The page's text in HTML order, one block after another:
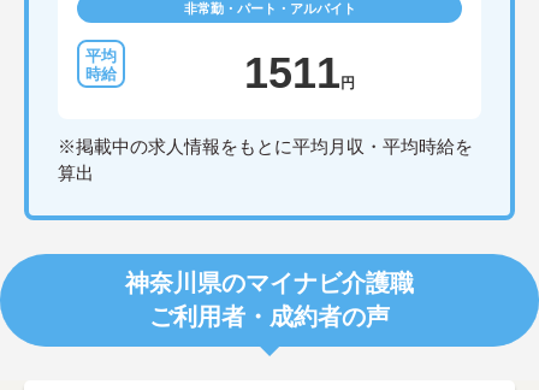
非常勤・パート・アルバイト
1511 円
※掲載中の求人情報をもとに平均月収・平均時給を
算出
神奈川県のマイナビ介護職
ご利用者・成約者の声